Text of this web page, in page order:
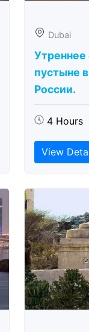
Dubai
Утреннее
пустыне
России.
4 Hours
View